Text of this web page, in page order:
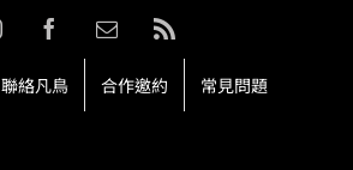
InstagramFacebookEmail:Rss
聯絡凡鳥 合作邀約 常見問題